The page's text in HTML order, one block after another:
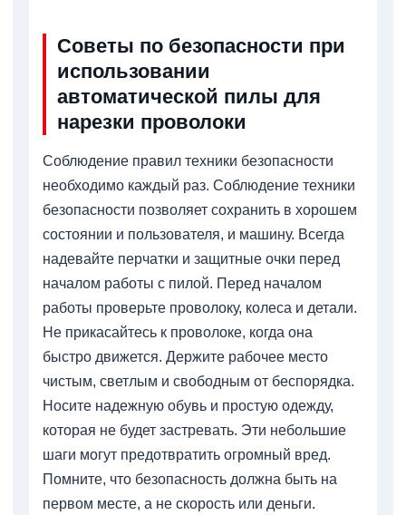
Советы по безопасности при
использовании
автоматической пилы для
нарезки проволоки
Соблюдение правил техники безопасности
необходимо каждый раз. Соблюдение техники
безопасности позволяет сохранить в хорошем
состоянии и пользователя, и машину. Всегда
надевайте перчатки и защитные очки перед
началом работы с пилой. Перед началом
работы проверьте проволоку, колеса и детали.
Не прикасайтесь к проволоке, когда она
быстро движется. Держите рабочее место
чистым, светлым и свободным от беспорядка.
Носите надежную обувь и простую одежду,
которая не будет застревать. Эти небольшие
шаги могут предотвратить огромный вред.
Помните, что безопасность должна быть на
первом месте, а не скорость или деньги.